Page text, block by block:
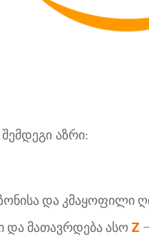
აზრი:
და კმაყოფილი
და მათავრდება ასო Z